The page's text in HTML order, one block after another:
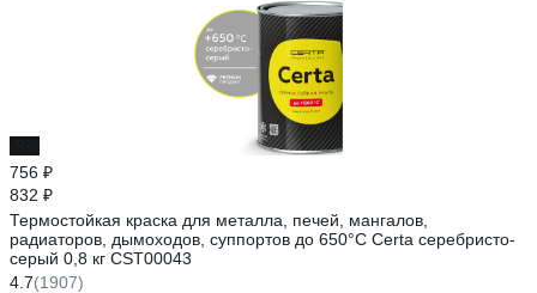
756 ₽
832 ₽
Термостойкая краска для металла, печей, мангалов,
радиаторов, дымоходов, суппортов до 650°С Certa серебристо-
серый 0,8 кг CST00043
4.7(1907)